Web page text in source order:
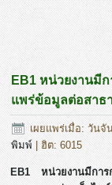
EB1 หน่วยงานมี
แพร่ข้อมูลต่อสาธ
เผยแพร่เมื่อ: วัน
พิมพ์ | ฮิต: 6015
EB1 หน่วยงานมีการ